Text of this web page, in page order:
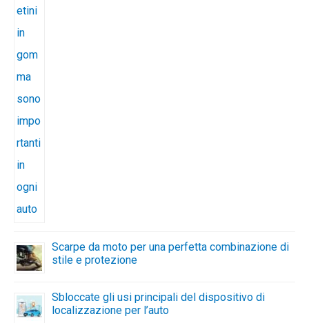
Scarpe da moto per una perfetta combinazione di
stile e protezione
Sbloccate gli usi principali del dispositivo di
localizzazione per l’auto